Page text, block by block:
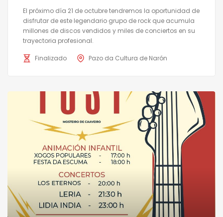
El próximo día 21 de octubre tendremos la oportunidad de
disfrutar de este legendario grupo de rock que acumula
millones de discos vendidos y miles de conciertos en su
trayectoria profesional.
Finalizado Pazo da Cultura de Narón